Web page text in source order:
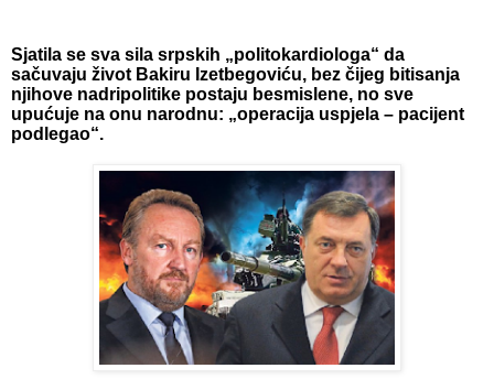
Sjatila se sva sila srpskih „politokardiologa“ da
sačuvaju život Bakiru Izetbegoviću, bez čijeg bitisanja
njihove nadripolitike postaju besmislene, no sve
upućuje na onu narodnu: „operacija uspjela – pacijent
podlegao“.